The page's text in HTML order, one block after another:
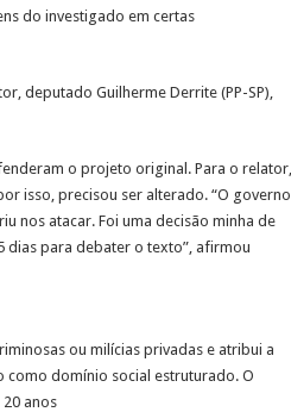
do investigado em certas
deputado Guilherme Derrite (PP-SP),
o projeto original. Para o relator,
isso, precisou ser alterado. “O governo
nos atacar. Foi uma decisão minha de
dias para debater o texto”, afirmou
ou milícias privadas e atribui a
como domínio social estruturado. O
anos